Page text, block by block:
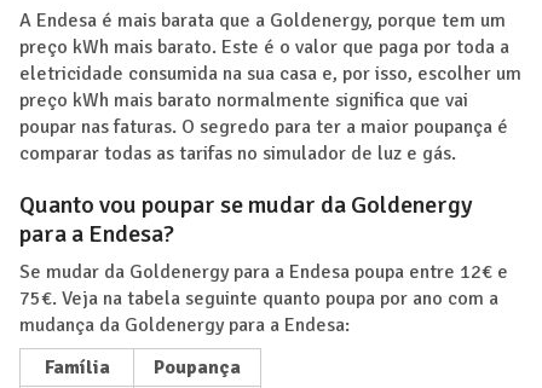
A Endesa é mais barata que a Goldenergy, porque tem um
preço kWh mais barato. Este é o valor que paga por toda a
eletricidade consumida na sua casa e, por isso, escolher um
preço kWh mais barato normalmente significa que vai
poupar nas faturas. O segredo para ter a maior poupança é
comparar todas as tarifas no simulador de luz e gás.
Quanto vou poupar se mudar da Goldenergy
para a Endesa?
Se mudar da Goldenergy para a Endesa poupa entre 12€ e
75€. Veja na tabela seguinte quanto poupa por ano com a
mudança da Goldenergy para a Endesa:
Família
Poupança